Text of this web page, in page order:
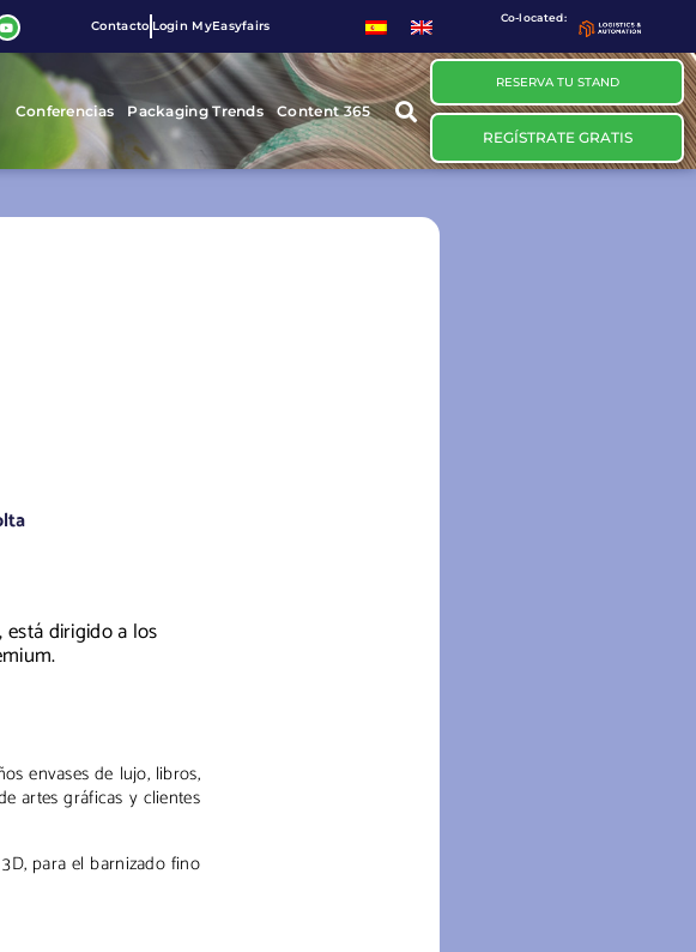
Contacto Login MyEasyfairs
Co-located:
Conferencias Packaging Trends Content 365
RESERVA TU STAND
REGÍSTRATE GRATIS
dirigido a los
envases de lujo, libros,
artes gráficas y clientes
para el barnizado fino